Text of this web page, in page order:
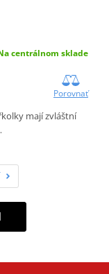
centrálnom sklade
Porovnať
mají zvláštní